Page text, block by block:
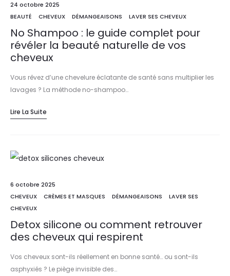
24 octobre 2025
BEAUTÉ
CHEVEUX DÉMANGEAISONS LAVER SES CHEVEUX
No Shampoo : le guide complet pour
révéler la beauté naturelle de vos
cheveux
Vous rêvez d’une chevelure éclatante de santé sans multiplier les
lavages ? La méthode no-shampoo…
Lire La Suite
6 octobre 2025
CHEVEUX
CRÈMES ET MASQUES DÉMANGEAISONS
LAVER SES
CHEVEUX
Detox silicone ou comment retrouver
des cheveux qui respirent
Vos cheveux sont-ils réellement en bonne santé… ou sont-ils
asphyxiés ? Le piège invisible des…